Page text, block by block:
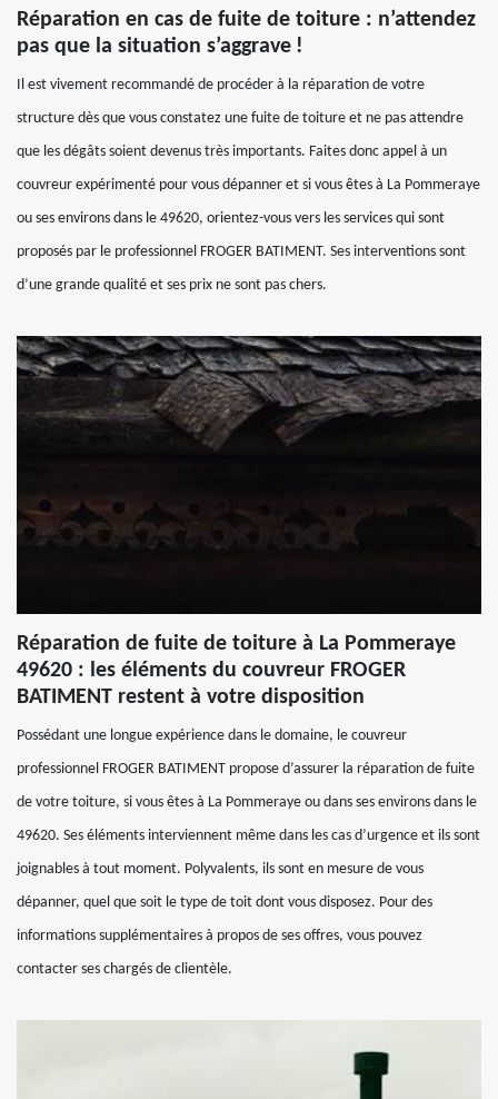
Réparation en cas de fuite de toiture : n’attendez
pas que la situation s’aggrave !
Il est vivement recommandé de procéder à la réparation de votre
structure dès que vous constatez une fuite de toiture et ne pas attendre
que les dégâts soient devenus très importants. Faites donc appel à un
couvreur expérimenté pour vous dépanner et si vous êtes à La Pommeraye
ou ses environs dans le 49620, orientez-vous vers les services qui sont
proposés par le professionnel FROGER BATIMENT. Ses interventions sont
d’une grande qualité et ses prix ne sont pas chers.
Réparation de fuite de toiture à La Pommeraye
49620 : les éléments du couvreur FROGER
BATIMENT restent à votre disposition
Possédant une longue expérience dans le domaine, le couvreur
professionnel FROGER BATIMENT propose d’assurer la réparation de fuite
de votre toiture, si vous êtes à La Pommeraye ou dans ses environs dans le
49620. Ses éléments interviennent même dans les cas d’urgence et ils sont
joignables à tout moment. Polyvalents, ils sont en mesure de vous
dépanner, quel que soit le type de toit dont vous disposez. Pour des
informations supplémentaires à propos de ses offres, vous pouvez
contacter ses chargés de clientèle.